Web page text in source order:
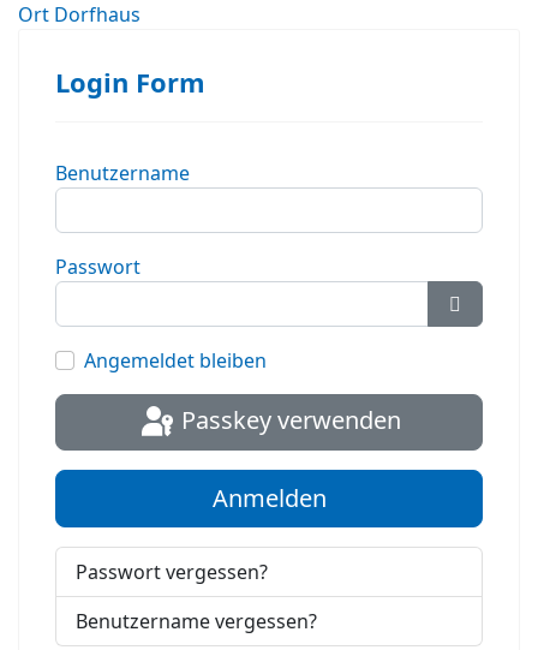
Ort Dorfhaus
Login Form
Benutzername
Passwort
Angemeldet bleiben
Passkey verwenden
Anmelden
Passwort vergessen?
Benutzername vergessen?